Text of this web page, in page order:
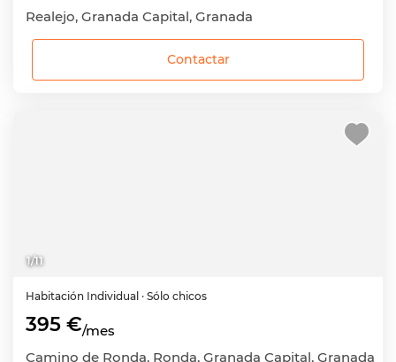
Realejo, Granada Capital, Granada
Contactar
1/11
Habitación Individual · Sólo chicos
395 €/mes
Camino de Ronda, Ronda, Granada Capital, Granada